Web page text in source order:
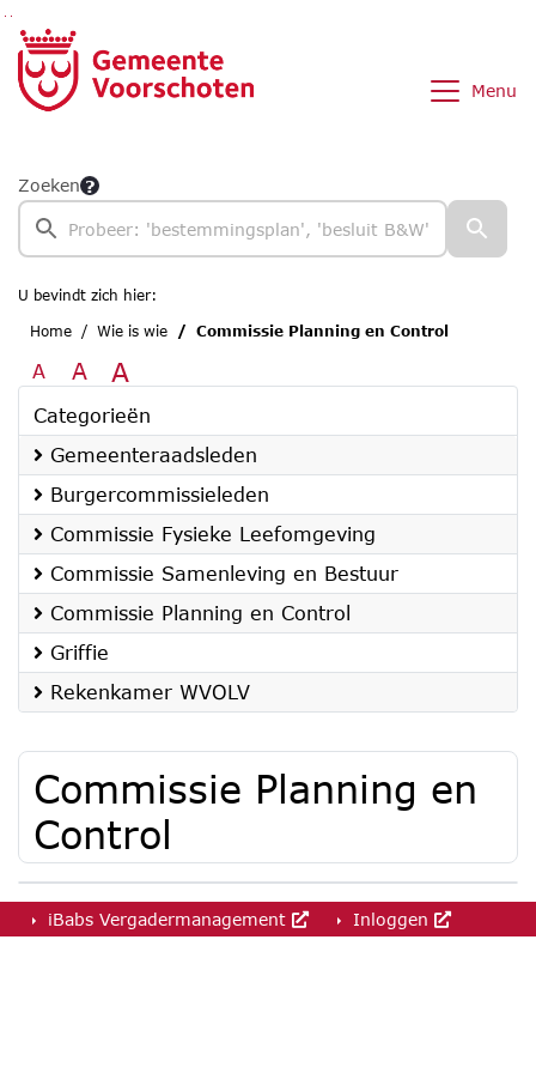
Ga naar de inhoud van deze pagina
Ga naar het zoeken
Ga naar het menu
Menu
Zoeken
U bevindt zich hier:
Home
Wie is wie Commissie Planning en Control
A A A
Categorieën
Gemeenteraadsleden
Burgercommissieleden
Commissie Fysieke Leefomgeving
Commissie Samenleving en Bestuur
Commissie Planning en Control
Griffie
Rekenkamer WVOLV
Commissie Planning en
Control
iBabs Vergadermanagement Inloggen